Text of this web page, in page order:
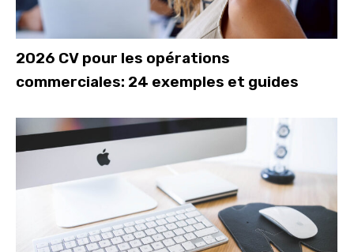
2026 CV pour les opérations
commerciales: 24 exemples et guides